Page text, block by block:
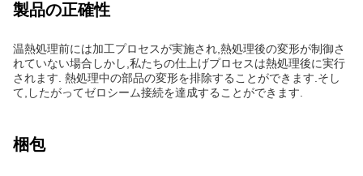
製品の正確性
温熱処理前には加工プロセスが実施され,熱処理後の変形が制御さ
れていない場合しかし,私たちの仕上げプロセスは熱処理後に実行
されます. 熱処理中の部品の変形を排除することができます.そし
て,したがってゼロシーム接続を達成することができます.
梱包